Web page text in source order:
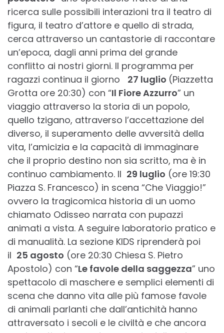
ricerca sulle possibili interazioni tra il teatro di
figura, il teatro d’attore e quello di strada,
cerca attraverso un cantastorie di raccontare
un’epoca, dagli anni prima del grande
conflitto ai nostri giorni. Il programma per
ragazzi continua il giorno 27 luglio (Piazzetta
Grotta ore 20:30) con “Il Fiore Azzurro” un
viaggio attraverso la storia di un popolo,
quello tzigano, attraverso l’accettazione del
diverso, il superamento delle avversità della
vita, l’amicizia e la capacità di immaginare
che il proprio destino non sia scritto, ma è in
continuo cambiamento. Il 29 luglio (ore 19:30
Piazza S. Francesco) in scena “Che Viaggio!”
ovvero la tragicomica historia di un uomo
chiamato Odisseo narrata con pupazzi
animati a vista. A seguire laboratorio pratico e
di manualità. La sezione KIDS riprenderà poi
il 25 agosto (ore 20:30 Chiesa S. Pietro
Apostolo) con “Le favole della saggezza” uno
spettacolo di maschere e semplici elementi di
scena che danno vita alle più famose favole
di animali parlanti che dall’antichità hanno
attraversato i secoli e le civiltà e che ancora